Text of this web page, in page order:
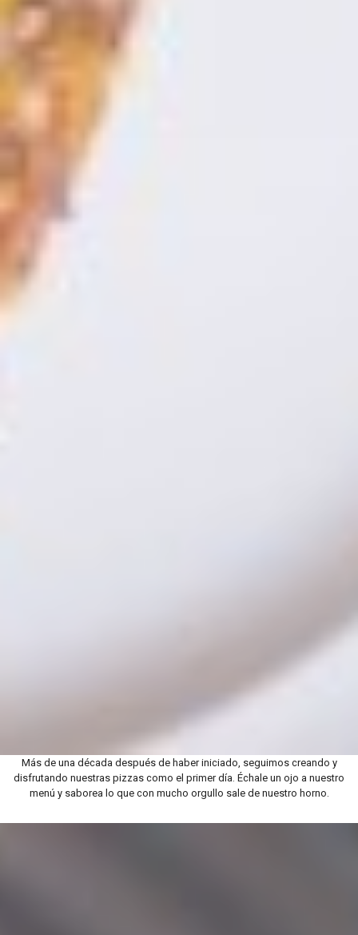
Más de una década después de haber iniciado, seguimos creando y
disfrutando nuestras pizzas como el primer día. Échale un ojo a nuestro
menú y saborea lo que con mucho orgullo sale de nuestro horno.